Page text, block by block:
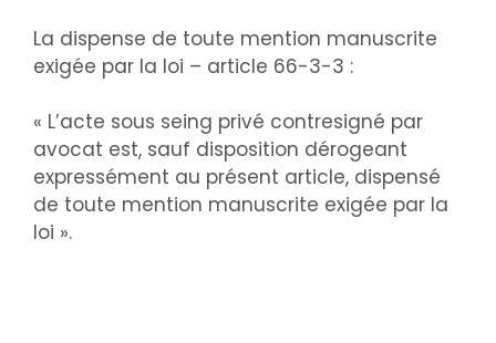
La dispense de toute mention manuscrite
exigée par la loi – article 66-3-3 :
« L’acte sous seing privé contresigné par
avocat est, sauf disposition dérogeant
expressément au présent article, dispensé
de toute mention manuscrite exigée par la
loi ».